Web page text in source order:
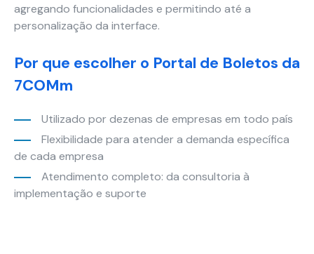
agregando funcionalidades e permitindo até a
personalização da interface.
Por que escolher o Portal de Boletos da
7COMm
Utilizado por dezenas de empresas em todo país
Flexibilidade para atender a demanda específica
de cada empresa
Atendimento completo: da consultoria à
implementação e suporte
desaparecerão
do site.
Marketing
Ao compartilhar
e
comportamento
ao visitar nosso
aumenta a
chance de ver